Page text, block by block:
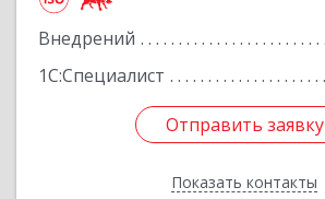
Внедрений
1С:Специалист
Отправить заявку
Показать контакты
Отправить заявку
Назад